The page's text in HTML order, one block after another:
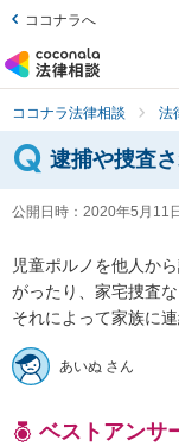
ココナラへ
ココナラ法律相談 法
逮捕や捜査さ
公開日時： 2020年5月11
児童ポルノを他人か
がったり、家宅捜査
それによって家族に
あいぬ さん
ベストアンサ